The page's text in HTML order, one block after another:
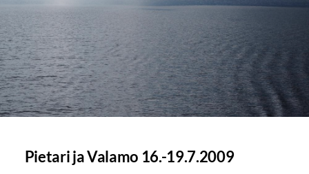
Pietari ja Valamo 16.-19.7.2009